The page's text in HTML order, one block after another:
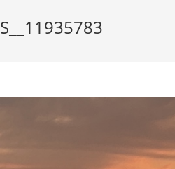
S__11935783